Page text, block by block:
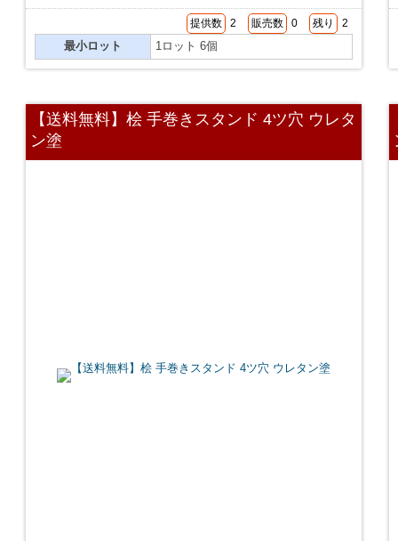
提供数 2 販売数 0 残り 2
最小ロット 1ロット 6個
【送料無料】桧 手巻きスタンド 4ツ穴 ウレタ
ン塗